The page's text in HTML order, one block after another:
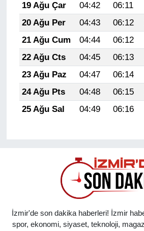
19 Ağu Çar
04:42 06:11
20 Ağu Per
04:43 06:12
21 Ağu Cum
04:44 06:12
22 Ağu Cts
04:45 06:13
23 Ağu Paz
04:47 06:14
24 Ağu Pts
04:48 06:15
25 Ağu Sal
04:49 06:16
İzmir'de son dakika haberleri! İzmir
spor, ekonomi, siyaset, teknoloji,